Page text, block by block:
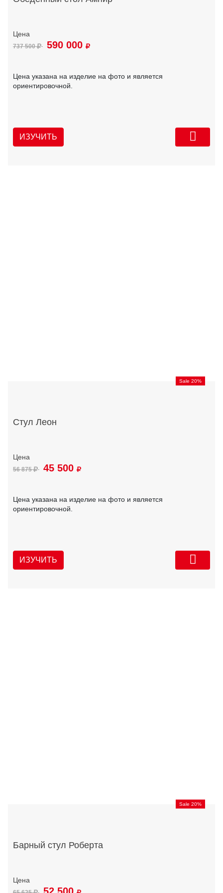
737 500 590 000
Цена указана на изделие на фото и является
ориентировочной.
ИЗУЧИТЬ
Sale 20%
Стул Леон
56 875 45 500
Цена указана на изделие на фото и является
ориентировочной.
ИЗУЧИТЬ
Sale 20%
Барный стул Роберта